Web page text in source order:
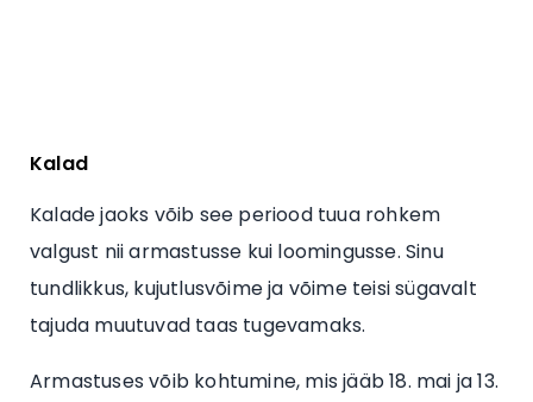
Kalad
Kalade jaoks võib see periood tuua rohkem
valgust nii armastusse kui loomingusse. Sinu
tundlikkus, kujutlusvõime ja võime teisi sügavalt
tajuda muutuvad taas tugevamaks.
Armastuses võib kohtumine, mis jääb 18. mai ja 13.